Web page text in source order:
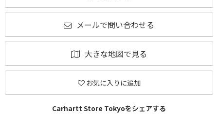
メールで問い合わせる
大きな地図で見る
お気に入りに追加
Carhartt Store Tokyoをシェアする